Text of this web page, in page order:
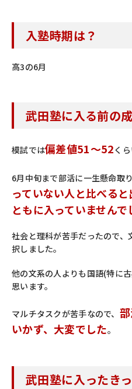
入塾時期は？
高3の6月
武田塾に入る前の
模試では偏差値51～52く
6月中旬まで部活に一生懸命取
っていない人と比べる
ともに入っていませんで
社会と理科が苦手だったので
択しました。
他の文系の人よりも国語(特に
思います。
マルチタスクが苦手なので、
いかず、大変でした。
武田塾に入ったき